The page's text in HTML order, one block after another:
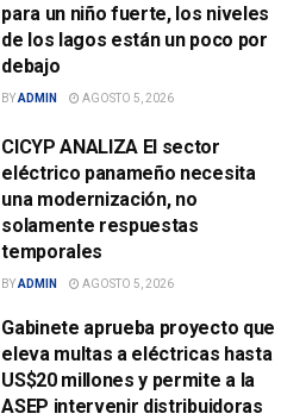
para un niño fuerte, los niveles
de los lagos están un poco por
debajo
BYADMIN AGOSTO 5, 2026
CICYP ANALIZA El sector
eléctrico panameño necesita
una modernización, no
solamente respuestas
temporales
BYADMIN AGOSTO 5, 2026
Gabinete aprueba proyecto que
eleva multas a eléctricas hasta
US$20 millones y permite a la
ASEP intervenir distribuidoras